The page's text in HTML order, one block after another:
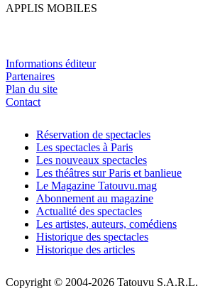
APPLIS MOBILES
Informations éditeur
Partenaires
Plan du site
Contact
Réservation de spectacles
Les spectacles à Paris
Les nouveaux spectacles
Les théâtres sur Paris et banlieue
Le Magazine Tatouvu.mag
Abonnement au magazine
Actualité des spectacles
Les artistes, auteurs, comédiens
Historique des spectacles
Historique des articles
Copyright © 2004-2026 Tatouvu S.A.R.L.